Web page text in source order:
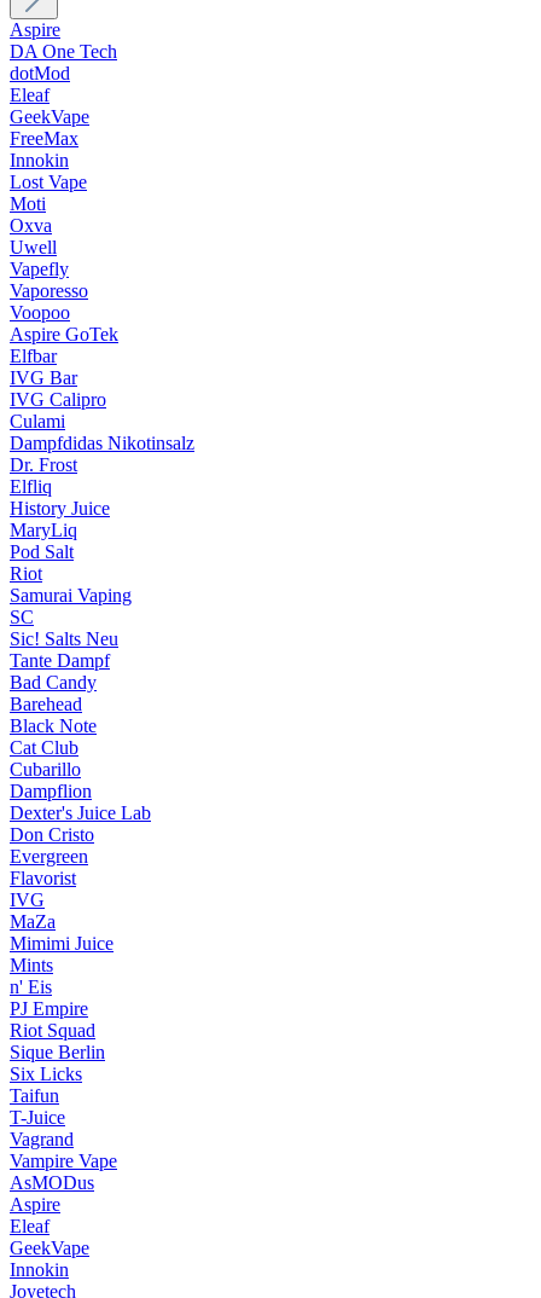
Aspire
DA One Tech
dotMod
Eleaf
GeekVape
FreeMax
Innokin
Lost Vape
Moti
Oxva
Uwell
Vapefly
Vaporesso
Voopoo
Aspire GoTek
Elfbar
IVG Bar
IVG Calipro
Culami
Dampfdidas Nikotinsalz
Dr. Frost
Elfliq
History Juice
MaryLiq
Pod Salt
Riot
Samurai Vaping
SC
Sic! Salts Neu
Tante Dampf
Bad Candy
Barehead
Black Note
Cat Club
Cubarillo
Dampflion
Dexter's Juice Lab
Don Cristo
Evergreen
Flavorist
IVG
MaZa
Mimimi Juice
Mints
n' Eis
PJ Empire
Riot Squad
Sique Berlin
Six Licks
Taifun
T-Juice
Vagrand
Vampire Vape
AsMODus
Aspire
Eleaf
GeekVape
Innokin
Joyetech